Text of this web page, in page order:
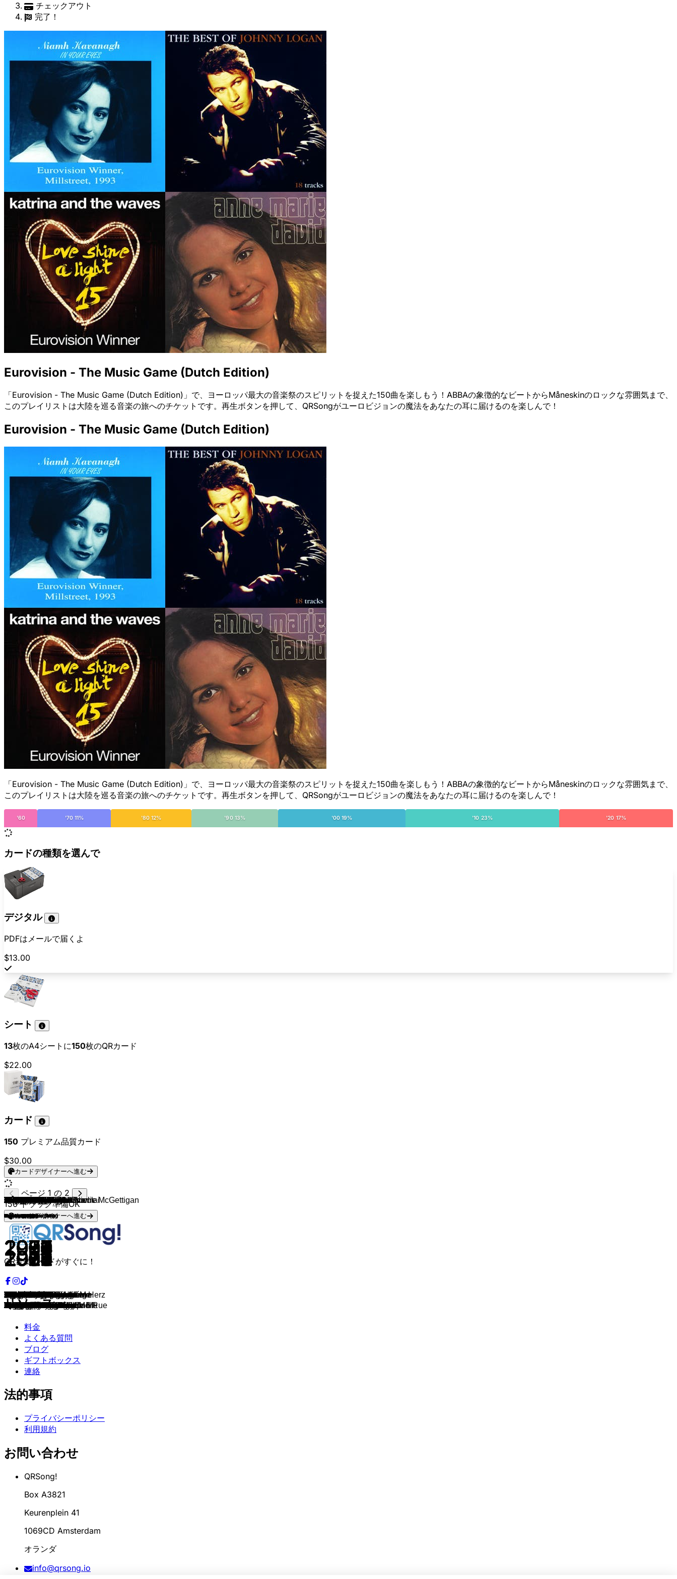
チェックアウト
完了！
Eurovision - The Music Game (Dutch Edition)
「Eurovision - The Music Game (Dutch Edition)」で、ヨーロッパ最大の音楽祭のスピリットを捉えた150曲を楽しもう！ABBAの象徴的なビートからMåneskinのロックな雰囲気まで、
このプレイリストは大陸を巡る音楽の旅へのチケットです。再生ボタンを押して、QRSongがユーロビジョンの魔法をあなたの耳に届けるのを楽しんで！
Eurovision - The Music Game (Dutch Edition)
「Eurovision - The Music Game (Dutch Edition)」で、ヨーロッパ最大の音楽祭のスピリットを捉えた150曲を楽しもう！ABBAの象徴的なビートからMåneskinのロックな雰囲気まで、
このプレイリストは大陸を巡る音楽の旅へのチケットです。再生ボタンを押して、QRSongがユーロビジョンの魔法をあなたの耳に届けるのを楽しんで！
'60 '70 11% '80 12% '90 13% '00 19% '10 23% '20 17%
カードの種類を選んで
デジタル
PDFはメールで届くよ
$13.00
シート
13枚のA4シートに150枚のQRカード
$22.00
カード
150 プレミアム品質カード
$30.00
カードデザイナーへ進む
Katrina & The Waves
1997
Love Shine a Light
Niamh Kavanagh
Ireland (1st)
1993
In Your Eyes
Johnny Logan
1987
Hold Me Now
Johnny Logan
1980
What's Another Year
Anne-Marie David
Luxembourg (1st)
1973
Tu te reconnaîtras
Netta
2018
Toy
Dana International
1998
Diva
Charlotte Nilsson
1999
Take Me to Your Heaven
Dima Bilan
Russia (2nd)
2006
Never Let You Go
KEiiNO
Norway (6th)
2019
Spirit in the Sky
Nicole
Germany (1st)
1982
Ein bißchen Frieden
Sandra Kim
Belgium (1st)
1986
J'aime la vie
Corinne Hermes
1983
Si la vie est cadeau
Izhar Cohan
Israel (1st)
1978
A-Ba-Ni-Bi
Catherine Ferry
1976
1 2 3
Lulu
1969
Boom Bang A Bang
Cliff Richard
1968
Congratulations
Alexander Rybak
2009
Fairytale
Wind
1987
Lass die Sonne in dein Herz
Roberto Bellarosa
2013
Love Kills
Joan Franka
2012
You And Me
Hind
The Netherlands (-)
2008
Your Heart Belongs To Me
Ruth Jacott
1993
Vrede
Gigliola Cinquetti
1964
Non ho l'età
Lenny Kuhr
The Netherlands (1st)
1969
De Troubadour
Marie Myriam
France (1st)
1977
L'oiseau et l'enfant
Dana
1970
All Kinds Of Everything
Brotherhood of Man
1976
Save your Kisses for Me
Bucks Fizz
United Kingdom (1st)
1981
Making Your Mind Up
Herreys
Sweden (1st)
1984
Diggi-Loo Diggi-Ley
Céline Dion
Switzerland (1st)
1988
Ne Partez Pas Sans Moi
Toto Cutugno
Italy (1st)
1990
Insieme: 1992
Linda Martin
Ireland (1st)
1992
Why Me?
Secret Garden
1995
Nocturne
Olsen Brothers
2000
Fly on the Wings of Love
Sertab Erener
Turkey (1st)
2003
Every Way That I Can
Loreen
Sweden (1st)
2012
Euphoria
Emmelie de Forest
2013
Only Teardrops
Conchita Wurst
Austria (1st)
2014
Rise Like a Phoenix
Måns Zelmerlöw
Sweden (1st)
2015
Heroes
Marcha
The Netherlands (5th)
1987
Rechtop In De Wind
Maywood
1990
Ik wil alles met je delen
Willeke Alberti
The Netherlands (23th)
1994
Waar Is De Zon
Edsilia Rombley
1998
Hemel & Aarde
Esther Hart
2003
One More Night
Linda Wagemakers
2000
No Goodbyes
Kate Ryan
Belgium (-)
2006
Je t'adore
Tom Dice
2010
Me And My Guitar
Mocedades
1973
Eres Tú
Hadise
2009
Düm tek tek
Sandie Shaw
1967
Puppet On A String
Soraya
2009
La noche es para mi
Loïc Nottet
Belgium (4th)
2015
Rhythm Inside
Salvador Sobral
2017
Amar Pelos Dois
Robin Bengtsson
2017
I Can´t Go On
Madame Monsieur
France (13th)
2018
Mercy
Gina G
United Kingdom (8th)
1996
Ooh Aah... Just A Little Bit
Kobi Marimi
2019
Home
Marija Šerifović
Serbia (1st)
2007
Molitva
Duncan Laurence
The Netherlands (1st)
2019
Arcade
Sanna Nielsen
Sweden (3rd)
2014
Undo
Natasha St-Pier
France (4th)
2001
Je n'ai que mon âme
Vicky Leandros
1972
Après toi
Urban Trad
2003
Sanomi
Mekado
Germany (3rd)
1994
Wir geben 'ne Party
Ireen Sheer
Germany (6th)
1978
Feuer
Franco Battiato & Alice
1984
I Treni Di Tozeur
Umberto Tozzi
1987
Gente Di Mare
Douwe Bob
The Netherlands (11th)
2016
Slow Down
Sieneke
2010
Ik Ben Verliefd
Ben Cramer
1973
De Oude Muzikant
Imaani
1998
Where Are You
Paul Harrington & Charlie McGettigan
1994
Rock'n'Roll Kids
Séverine
Monaco (1st)
1971
Un Banc, Un Arbre, Une Rue
Udo Jürgens
1966
Merci Chérie
Jeangu Macrooy
The Netherlands (23rd)
2021
Birth Of A New Age
OG3NE
2017
Lights and Shadows
3JS
2011
Never Alone
Edsilia Rombley
The Netherlands (-)
2007
On Top Of The World
Re-Union
The Netherlands (20th)
2004
Without You
Marlayne
The Netherlands (8th)
1999
One Good Reason
Maxine & Franklin Brown
The Netherlands (7th)
1996
De Eerste Keer
Maribelle
The Netherlands (13th)
1984
Ik Hou Van Jou
Maggie MacNeal
1980
Amsterdam
Sandra Reemer
1976
The Party's Over
Teach-In
The Netherlands (1st)
1975
Ding-A-Dong
Barbara Pravi
France (2nd)
2021
Voilà
Tom Leeb
France (-)
2020
Mon alliée
Amina
1991
Le dernier qui a parlé
Lena Valaitis
Germany (2nd)
1981
Johnny Blue
Bacchelli
Spain (14th)
1981
Y Solo Tú
Antique
Greece (3rd)
2001
Die for You
Mahmood
2019
Soldi
Hari Mata Hari
2006
Lejla
Tusse
Sweden (14th)
2021
Voices
Jamala
2016
1944
Måneskin
Italy (1st)
2021
Zitti E Buoni
Joost Klein
The Netherlands (-)
2024
Europapa
Dion Cooper & Mia Nicolai
The Netherlands (-)
2023
Burning Daylight
THE ROOP
Lithuania (8th)
2021
Discoteque
ページ 1 の 2
150トラック準備OK
カードデザイナーへ進む
QR音楽カードがすぐに！
リソース
料金
よくある質問
ブログ
ギフトボックス
連絡
法的事項
プライバシーポリシー
利用規約
お問い合わせ
QRSong!
Box A3821
Keurenplein 41
1069CD Amsterdam
オランダ
info@qrsong.io